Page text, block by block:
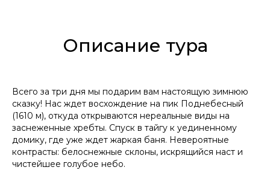
Описание тура
Всего за три дня мы подарим вам настоящую зимнюю
сказку! Нас ждет восхождение на пик Поднебесный
(1610 м), откуда открываются нереальные виды на
заснеженные хребты. Спуск в тайгу к уединенному
домику, где уже ждет жаркая баня. Невероятные
контрасты: белоснежные склоны, искрящийся наст и
чистейшее голубое небо.